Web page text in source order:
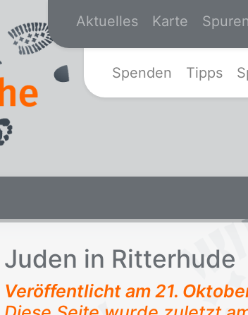
Zur
Aktuelles Karte Spuren
Spenden Tipps
Ju­den in Rit­ter­hu­de
Veröffentlicht am 21.